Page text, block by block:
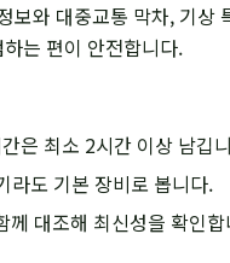
와 대중교통 막차, 기상
는 편이 안전합니다.
은 최소 2시간 이상 남깁
라도 기본 장비로 봅니다.
께 대조해 최신성을 확인